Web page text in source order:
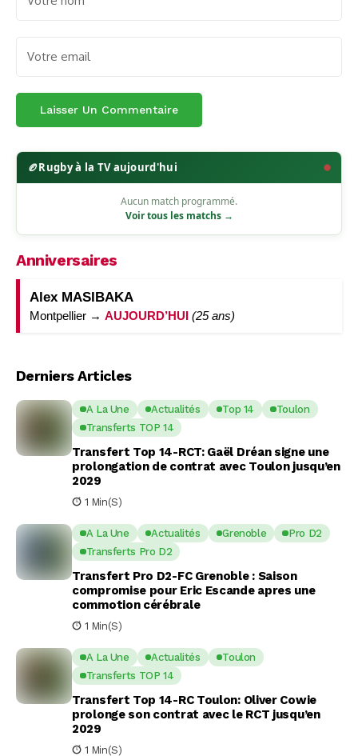
🏉Rugby à la TV aujourd'hui
Aucun match programmé.
Voir tous les matchs →
Anniversaires
Alex MASIBAKA
Montpellier → AUJOURD’HUI (25 ans)
Derniers Articles
A La Une Actualités Top 14
Toulon
Transferts TOP 14
Transfert Top 14-RCT: Gaël Dréan signe une
prolongation de contrat avec Toulon jusqu’en
2029
1 Min(s)
A La Une Actualités Grenoble
Pro D2
Transferts Pro D2
Transfert Pro D2-FC Grenoble : Saison
compromise pour Eric Escande apres une
commotion cérébrale
1 Min(s)
A La Une Actualités
Toulon
Transferts TOP 14
Transfert Top 14-RC Toulon: Oliver Cowie
prolonge son contrat avec le RCT jusqu’en
2029
1 Min(s)